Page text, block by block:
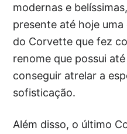
modernas e
presente até hoje
do Corvette que fez
renome que possui
conseguir atrelar a
sofisticação.
Além disso, o último